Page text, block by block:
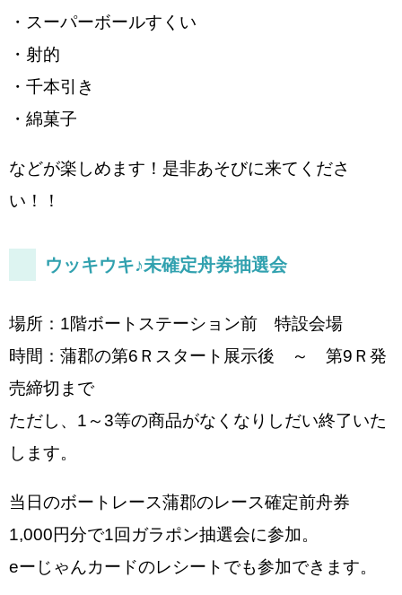
・スーパーボールすくい
・射的
・千本引き
・綿菓子
などが楽しめます！是非あそびに来てくださ
い！！
ウッキウキ♪未確定舟券抽選会
場所：1階ボートステーション前 特設会場
時間：蒲郡の第6Ｒスタート展示後 ～ 第9Ｒ発
売締切まで
ただし、1～3等の商品がなくなりしだい終了いた
します。
当日のボートレース蒲郡のレース確定前舟券
1,000円分で1回ガラポン抽選会に参加。
eーじゃんカードのレシートでも参加できます。